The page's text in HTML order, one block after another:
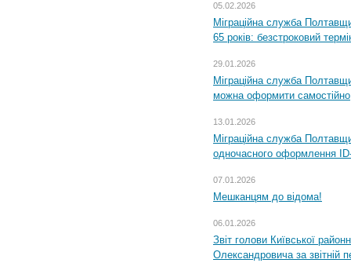
05.02.2026
Міграційна служба
65 років: безстроковий
29.01.2026
Міграційна служба
можна оформити самостійно
13.01.2026
Міграційна служба
одночасного оформлення
07.01.2026
Мешканцям до відома!
06.01.2026
Звіт голови Київської
Олександровича за звітній